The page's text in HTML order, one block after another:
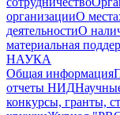
организацииО
деятельностиО
материальная
НАУКА
Общая информация
отчеты НИД
конкурсы, гранты,